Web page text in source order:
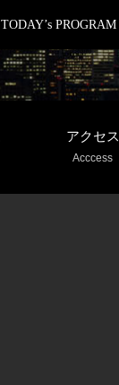
TODAY’s PROGRAM
アクセス
Acccess